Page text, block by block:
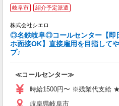
岐阜市 紹介予定派遣
株式会社シエロ
◎名鉄岐阜◎コールセンター【即
ホ面接OK】直接雇用を目指して
プ♪
≪コールセンター≫
時給1500円〜 ※残業代支給
岐阜県岐阜市